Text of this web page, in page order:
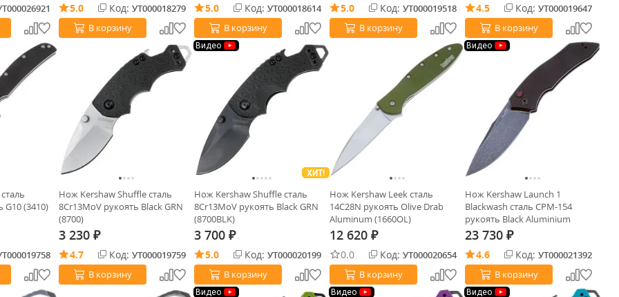
5.0 Код: УТ000018279
В корзину
5.0 Код: УТ000018614
В корзину
5.0 Код: УТ000019518
В корзину
4.5 Код: УТ000019647
В корзину
G10 (3410)
Нож Kershaw Shuffle cталь
8Cr13MoV рукоять Black GRN
(8700)
3 230 ₽
4.7 Код: УТ000019759
В корзину
Видео
ХИТ!
Нож Kershaw Shuffle cталь
8Cr13MoV рукоять Black GRN
(8700BLK)
3 700 ₽
5.0 Код: УТ000020199
В корзину
Нож Kershaw Leek сталь
14C28N рукоять Olive Drab
Aluminum (1660OL)
12 620 ₽
0.0 Код: УТ000020654
В корзину
Видео
Нож Kershaw Launch 1
Blackwash сталь CPM-154
рукоять Black Aluminium
(7100BW)
23 730 ₽
4.6 Код: УТ000021392
В корзину
Видео Видео Видео